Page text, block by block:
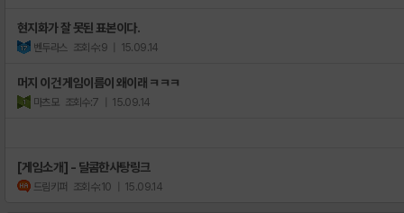
현지화가 잘 못된 표본이다.
벤두라스 조회수:9 | 15.09.14
머지 이건 게임이름이 왜이래 ㅋㅋㅋ
마츠모 조회수:7 | 15.09.14
[게임소개] - 달콤한사탕링크
드림키퍼 조회수:10 | 15.09.14